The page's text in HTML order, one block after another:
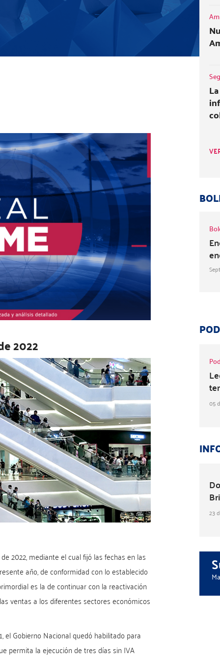
2022
2022, mediante el cual fijó las fechas en las
año, de conformidad con lo establecido
es la de continuar con la reactivación
ventas a los diferentes sectores económicos
el Gobierno Nacional quedó habilitado para
permita la ejecución de tres días sin IVA
05
23